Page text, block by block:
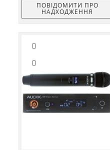
ПОВІДОМИТИ ПРО
НАДХОДЖЕННЯ